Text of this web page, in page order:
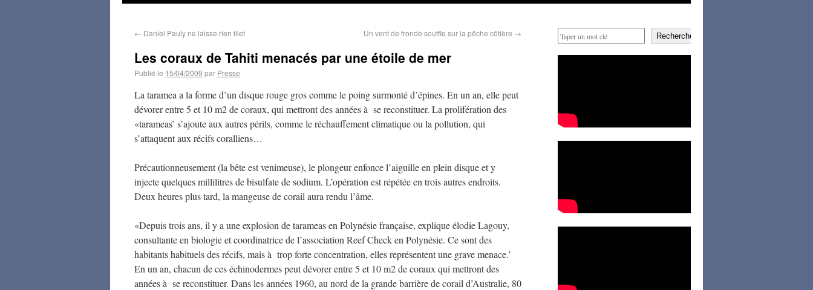
← Daniel Pauly ne laisse rien filet Un vent de fronde souffle sur la pêche côtière →
Les coraux de Tahiti menacés par une étoile de mer
Publié le 15/04/2009 par Presse
La taramea a la forme d’un disque rouge gros comme le poing surmonté d’épines. En un an, elle peut
dévorer entre 5 et 10 m2 de coraux, qui mettront des années à se reconstituer. La prolifération des
«tarameas’ s’ajoute aux autres périls, comme le réchauffement climatique ou la pollution, qui
s’attaquent aux récifs coralliens…
Précautionneusement (la bête est venimeuse), le plongeur enfonce l’aiguille en plein disque et y
injecte quelques millilitres de bisulfate de sodium. L’opération est répétée en trois autres endroits.
Deux heures plus tard, la mangeuse de corail aura rendu l’âme.
«Depuis trois ans, il y a une explosion de tarameas en Polynésie française, explique élodie Lagouy,
consultante en biologie et coordinatrice de l’association Reef Check en Polynésie. Ce sont des
habitants habituels des récifs, mais à trop forte concentration, elles représentent une grave menace.’
En un an, chacun de ces échinodermes peut dévorer entre 5 et 10 m2 de coraux qui mettront des
années à se reconstituer. Dans les années 1960, au nord de la grande barrière de corail d’Australie, 80
Rechercher